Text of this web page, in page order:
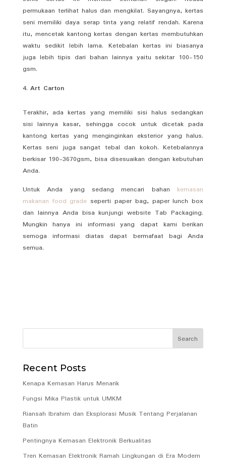
permukaan terlihat halus dan mengkilat. Sayangnya, kertas
seni memiliki daya serap tinta yang relatif rendah. Karena
itu, mencetak kantong kertas dengan kertas membutuhkan
waktu sedikit lebih lama. Ketebalan kertas ini biasanya
juga lebih tipis dari bahan lainnya yaitu sekitar 100-150
gsm.
Art Carton
Terakhir, ada kertas yang memiliki sisi halus sedangkan
sisi lainnya kasar, sehingga cocok untuk dicetak pada
kantong kertas yang menginginkan eksterior yang halus.
Kertas seni juga sangat tebal dan kokoh. Ketebalannya
berkisar 190-3670gsm, bisa disesuaikan dengan kebutuhan
Anda.
Untuk Anda yang sedang mencari bahan kemasan
makanan food grade seperti paper bag, paper lunch box
dan lainnya Anda bisa kunjungi website Tab Packaging.
Mungkin hanya ini informasi yang dapat kami berikan
semoga informasi diatas dapat bermafaat bagi Anda
semua.
Recent Posts
Kenapa Kemasan Harus Menarik
Fungsi Mika Plastik untuk UMKM
Riansah Ibrahim dan Eksplorasi Musik Tentang Perjalanan
Batin
Pentingnya Kemasan Elektronik Berkualitas
Tren Kemasan Elektronik Ramah Lingkungan di Era Modern